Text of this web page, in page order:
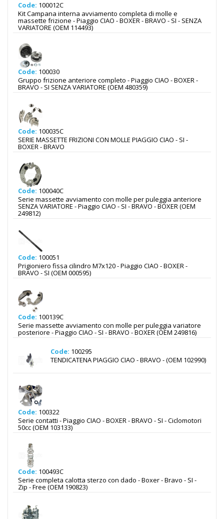
Code: 100012C
Kit Campana interna avviamento completa di molle e
massette frizione - Piaggio CIAO - BOXER - BRAVO - SI - SENZA
VARIATORE (OEM 114493)
Code: 100030
Gruppo frizione anteriore completo - Piaggio CIAO - BOXER -
BRAVO - SI SENZA VARIATORE (OEM 480359)
Code: 100035C
SERIE MASSETTE FRIZIONI CON MOLLE PIAGGIO CIAO - SI -
BOXER - BRAVO
Code: 100040C
Serie massette avviamento con molle per puleggia anteriore
SENZA VARIATORE - Piaggio CIAO - SI - BRAVO - BOXER (OEM
249812)
Code: 100051
Prigioniero fissa cilindro M7x120 - Piaggio CIAO - BOXER -
BRAVO - SI (OEM 000595)
Code: 100139C
Serie massette avviamento con molle per puleggia variatore
posteriore - Piaggio CIAO - SI - BRAVO - BOXER (OEM 249816)
Code: 100295
TENDICATENA PIAGGIO CIAO - BRAVO - (OEM 102990)
Code: 100322
Serie contatti - Piaggio CIAO - BOXER - BRAVO - SI - Ciclomotori
50cc (OEM 103133)
Code: 100493C
Serie completa calotta sterzo con dado - Boxer - Bravo - SI -
Zip - Free (OEM 190823)